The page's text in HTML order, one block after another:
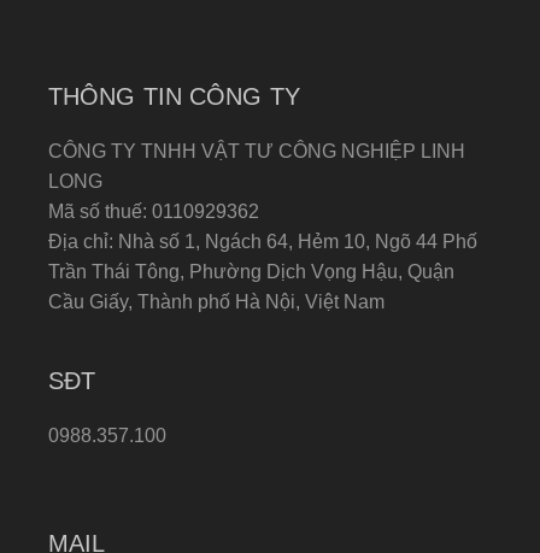
THÔNG TIN CÔNG TY
CÔNG TY TNHH VẬT TƯ CÔNG NGHIỆP LINH
LONG
Mã số thuế: 0110929362
Địa chỉ: Nhà số 1, Ngách 64, Hẻm 10, Ngõ 44 Phố
Trần Thái Tông, Phường Dịch Vọng Hậu, Quận
Cầu Giấy, Thành phố Hà Nội, Việt Nam
SĐT
0988.357.100
MAIL